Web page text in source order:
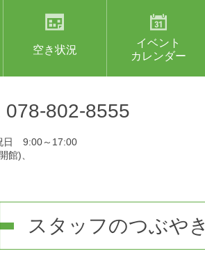
空き状況
イベント
カレンダー
078-802-8555
日 9:00～17:00
館)、
スタッフのつぶやき